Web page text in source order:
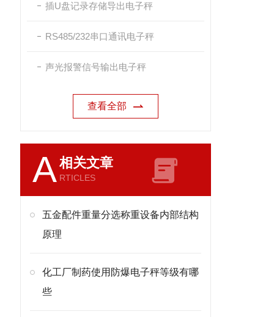
插U盘记录存储导出电子秤
RS485/232串口通讯电子秤
声光报警信号输出电子秤
查看全部
A相关文章
RTICLES
五金配件重量分选称重设备内部结构
原理
化工厂制药使用防爆电子秤等级有哪
些